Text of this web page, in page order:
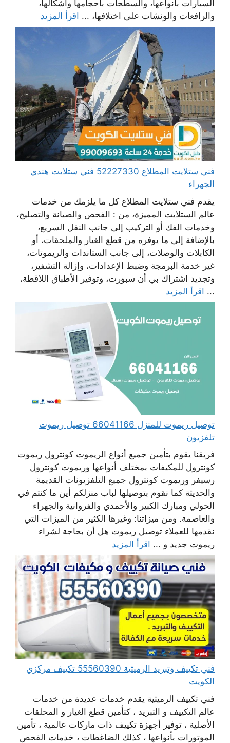
السيارات بأنواعها، والسطحات بأحجامها وأشكالها،
والرافعات والونشات على اختلافها، ... اقرأ المزيد
فني ستلايت المطلاع 52227330 فني ستلايت هندي
الجهراء
يقدم فني ستلايت المطلاع كل ما يلزمك من خدمات
عالم الستلايت المميزة، من : الفحص والصيانة والتصليح،
وخدمات الفك أو التركيب إلى جانب النقل السريع،
بالإضافة إلى ما يوفره من قطع الغيار والملحقات، أو
الكابلات والوصلات، إلى جانب الستاندات والريموتات،
غير خدمة البرمجة وضبط الإعدادات، وإزالة التشفير،
وتجديد اشتراك بي أن سبورت، وتوفير الأطباق اللاقطة،
... اقرأ المزيد
توصيل ريموت للمنزل 66041166 توصيل ريموت
تلفزيون
فريقنا يقوم بتأمين جميع أنواع الريموت كونترول ريموت
كونترول للمكيفات بمختلف أنواعها وريموت كونترول
رسيفر وريموت كونترول جميع التلفزيونات القديمة
والحديثة كما نقوم بتوصيلها لباب منزلكم أين ما كنتم في
الحولي ومبارك الكبير والأحمدي والفروانية والجهراء
والعاصمة. ومن ميزاتنا: وغيرها الكثير من الميزات التي
نقدمها للعملاء توصيل ريموت هل أن بحاجة لشراء
ريموت جديد و ... اقرأ المزيد
فني تكييف وتبريد الرميثية 55560390 تكييف مركزي
الكويت
فني تكييف الرميثية يقدم خدمات عديدة من خدمات
عالم التكييف و التبريد ، كتأمين قطع الغيار و المحلقات
الأصلية ، توفير أجهزة تكييف ذات ماركات عالمية ، تأمين
الموتورات بأنواعها ، كذلك الضاغطات ، خدمات الفحص